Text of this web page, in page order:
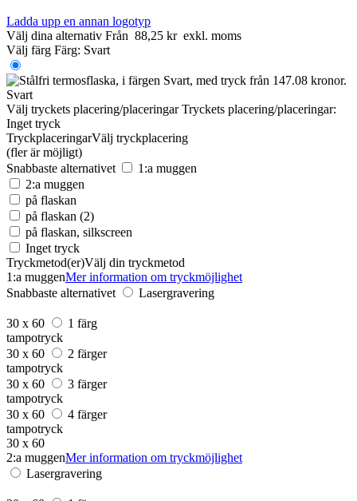
Ladda upp en annan logotyp
Välj dina alternativ Från 88,25 kr exkl. moms
Välj färg Färg: Svart
Svart
Välj tryckets placering/placeringar Tryckets placering/placeringar:
Inget tryck
TryckplaceringarVälj tryckplacering
(fler är möjligt)
Snabbaste alternativet
1:a muggen
2:a muggen
på flaskan
på flaskan (2)
på flaskan, silkscreen
Inget tryck
Tryckmetod(er)Välj din tryckmetod
1:a muggenMer information om tryckmöjlighet
Snabbaste alternativet
Lasergravering
30 x 60
1 färg
tampotryck
30 x 60
2 färger
tampotryck
30 x 60
3 färger
tampotryck
30 x 60
4 färger
tampotryck
30 x 60
2:a muggenMer information om tryckmöjlighet
Lasergravering